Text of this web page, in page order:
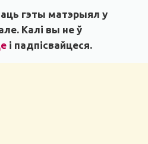
гэты матэрыял у
. Калі вы не ў
і падпісвайцеся.